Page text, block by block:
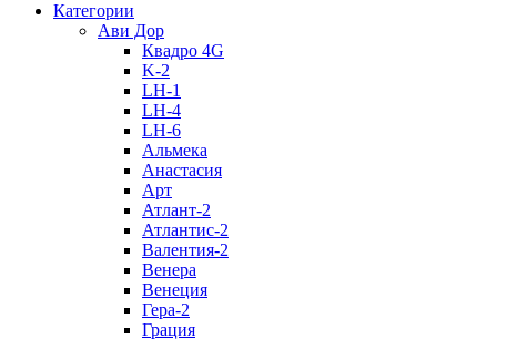
Категории
Ави Дор
Квадро 4G
K-2
LH-1
LH-4
LH-6
Альмека
Анастасия
Арт
Атлант-2
Атлантис-2
Валентия-2
Венера
Венеция
Гера-2
Грация